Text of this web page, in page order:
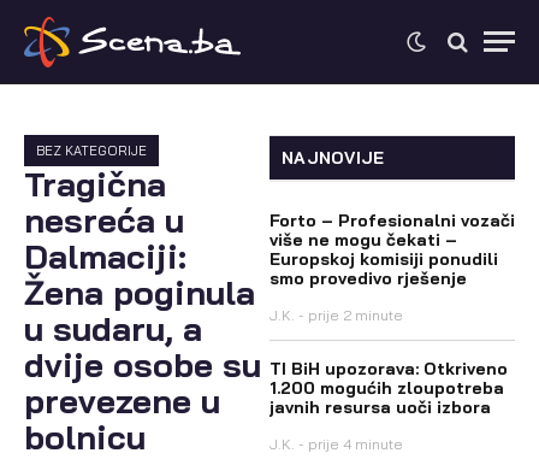
BEZ KATEGORIJE
Tragična
nesreća u
Dalmaciji:
Žena poginula
u sudaru, a
dvije osobe su
prevezene u
bolnicu
NAJNOVIJE
Forto – Profesionalni vozači
više ne mogu čekati –
Europskoj komisiji ponudili
smo provedivo rješenje
J.K. prije 2 minute
TI BiH upozorava: Otkriveno
1.200 mogućih zloupotreba
javnih resursa uoči izbora
J.K. prije 4 minute